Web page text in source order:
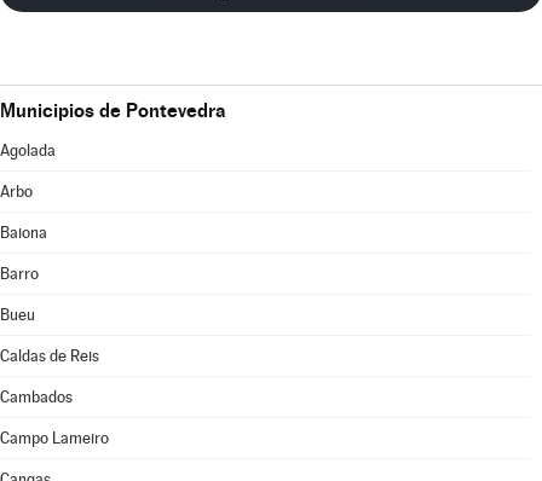
Municipios de Pontevedra
Agolada
Arbo
Baiona
Barro
Bueu
Caldas de Reis
Cambados
Campo Lameiro